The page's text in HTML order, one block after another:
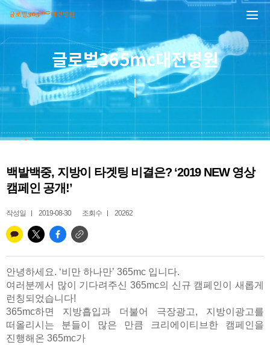
본문 바로가기
글로벌365mc대전병원
백발백중, 지방이 타겟팅 비결은? ‘2019 NEW 영상
캠페인 공개!’
작성일 2019-08-30 조회수 20262
안녕하세요. ‘비만 하나만’ 365mc 입니다.
여러분께서 많이 기다려주신 365mc의 신규 캠페인이 새롭게
런칭되었습니다!
365mc하면 지방흡입과 더불어 극장광고, 지방이광고를
떠올리시는 분들이 많은 만큼 크리에이티브한 캠페인을
진행해온 365mc가